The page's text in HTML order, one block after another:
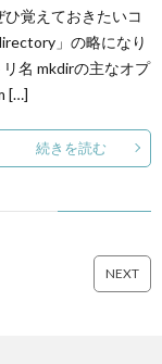
覚えておきたいコ
」の略になり
名 mkdirの主なオプ
[…]
続きを読む
NEXT